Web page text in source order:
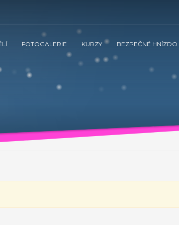
sdružením Kamarád Nenuda realizují v
a prostřednictvím rodinného zážitkového
Snozelen v multisenzorické místnosti.
realizují v letošním roce projekty Bezpečné
odpoledne až ke komplexnímu poradenství,
mohli zrealizovat své vlastní projekty. Plně se zapojí
FOTOGALERIE KURZY BEZPEČNÉ HNÍZDO